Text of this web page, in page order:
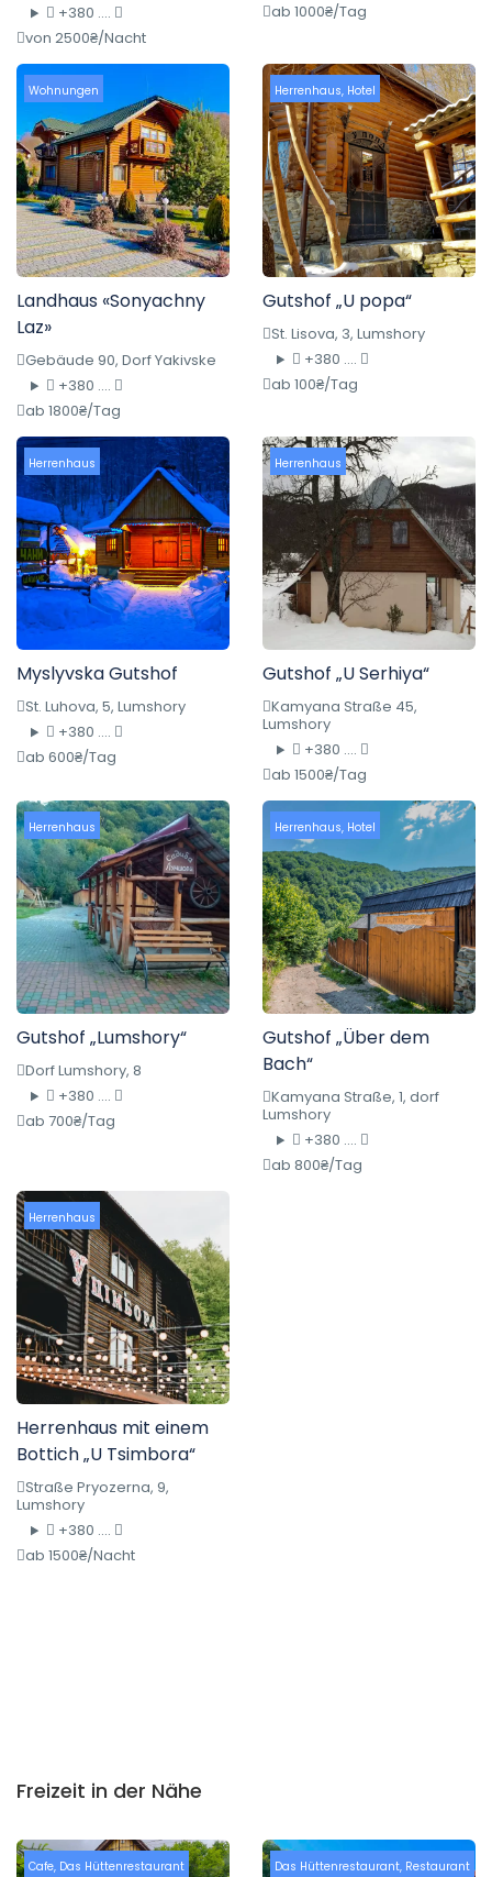
+380 ....
von 2500₴/Nacht
ab 1000₴/Tag
Wohnungen
Landhaus «Sonyachny
Laz»
Gebäude 90, Dorf Yakivske
+380 ....
ab 1800₴/Tag
Herrenhaus, Hotel
Gutshof „U popa“
St. Lisova, 3, Lumshory
+380 ....
ab 100₴/Tag
Herrenhaus
Myslyvska Gutshof
St. Luhova, 5, Lumshory
+380 ....
ab 600₴/Tag
Herrenhaus
Gutshof „U Serhiya“
Kamyana Straße 45,
Lumshory
+380 ....
ab 1500₴/Tag
Herrenhaus
Gutshof „Lumshory“
Dorf Lumshory, 8
+380 ....
ab 700₴/Tag
Herrenhaus, Hotel
Gutshof „Über dem
Bach“
Kamyana Straße, 1, dorf
Lumshory
+380 ....
ab 800₴/Tag
Herrenhaus
Herrenhaus mit einem
Bottich „U Tsimbora“
Straße Pryozerna, 9,
Lumshory
+380 ....
ab 1500₴/Nacht
Freizeit in der Nähe
Cafe, Das Hüttenrestaurant Das Hüttenrestaurant, Restaurant